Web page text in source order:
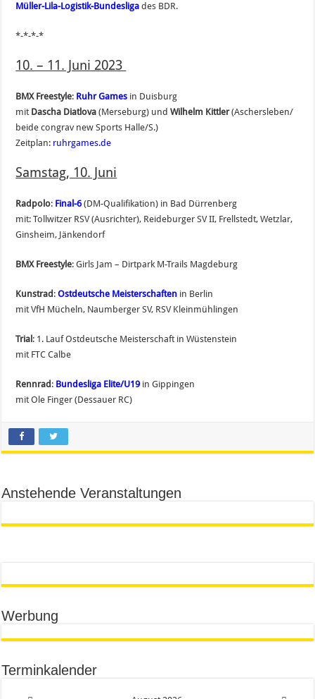
Müller-Lila-Logistik-Bundesliga des BDR.
*-*-*-*
10. – 11. Juni 2023
BMX Freestyle: Ruhr Games in Duisburg
mit Dascha Diatlova (Merseburg) undWilhelm Kittler(Aschersleben/
beide congrav new Sports Halle/S.)
Zeitplan: ruhrgames.de
Samstag, 10. Juni
Radpolo: Final-6 (DM-Qualifikation) in Bad Dürrenberg
mit: Tollwitzer RSV (Ausrichter), Reideburger SV II, Frellstedt, Wetzlar,
Ginsheim, Jänkendorf
BMX Freestyle: Girls Jam – Dirtpark M-Trails Magdeburg
Kunstrad :Ostdeutsche Meisterschaften in Berlin
mit VfH Mücheln, Naumberger SV, RSV Kleinmühlingen
Trial : 1. Lauf Ostdeutsche Meisterschaft in Wüstenstein
mit FTC Calbe
Rennrad : Bundesliga Elite/U19 in Gippingen
mit Ole Finger (Dessauer RC)
Anstehende Veranstaltungen
Werbung
Terminkalender